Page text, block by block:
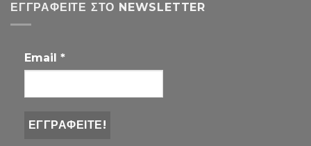
ΕΓΓΡΑΦΕΊΤΕ ΣΤΟ NEWSLETTER
Email *